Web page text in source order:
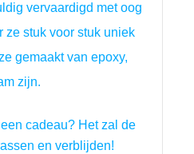
vervaardigd met oog
ze stuk voor stuk uniek
gemaakt van epoxy,
zijn.
cadeau? Het zal de
en verblijden!